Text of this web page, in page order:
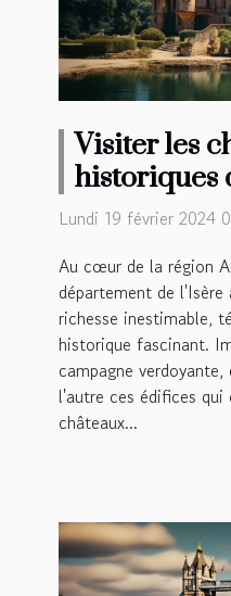
Visiter les
historiques
Lundi 19 février 2024
Au cœur de la région
département de
richesse inestimable,
historique fascinant.
campagne
l'autre ces édifices
châteaux...